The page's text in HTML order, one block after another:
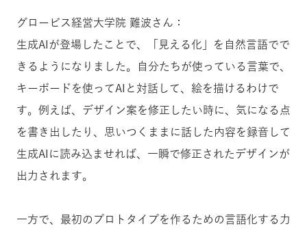
グロービス経営大学院 難波さん：
生成AIが登場したことで、「見える化」を自然言語でで
きるようになりました。自分たちが使っている言葉で、
キーボードを使ってAIと対話して、絵を描けるわけで
す。例えば、デザイン案を修正したい時に、気になる点
を書き出したり、思いつくままに話した内容を録音して
生成AIに読み込ませれば、一瞬で修正されたデザインが
出力されます。
一方で、最初のプロトタイプを作るための言語化する力